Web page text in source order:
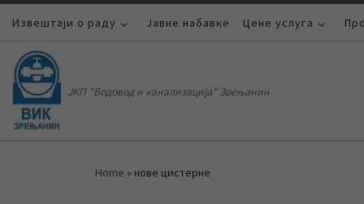
Skip to content
Извештаји о раду Јавне набавке Цене услуга
ЈКП "Водовод и канализација" Зрењанин
Home » нове цистерне